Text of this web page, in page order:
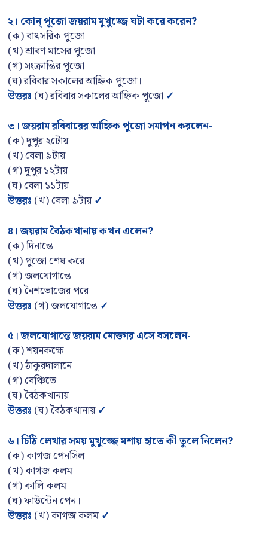
২। কোন্ পূজো জয়রাম মুখুজ্জে ঘটা করে করেন?
(ক) বাৎসরিক পুজো
(খ) শ্রাবণ মাসের পুজো
(গ) সংক্রান্তির পুজো
(ঘ) রবিবার সকালের আহ্নিক পুজো।
উত্তরঃ (ঘ) রবিবার সকালের আহ্নিক পুজো ✓
৩। জয়রাম রবিবারের আহ্নিক পুজো সমাপন করলেন-
(ক) দুপুর ২টোয়
(খ) বেলা ৯টায়
(গ) দুপুর ১২টায়
(ঘ) বেলা ১১টায়।
উত্তরঃ (খ) বেলা ৯টায়✓
৪। জয়রাম বৈঠকখানায় কখন এলেন?
(ক) দিনান্তে
(খ) পুজো শেষ করে
(গ) জলযোগান্তে
(ঘ) নৈশভোজের পরে।
উত্তরঃ (গ) জলযোগান্তে ✓
৫। জলযোগান্তে জয়রাম মোক্তার এসে বসলেন-
(ক) শয়নকক্ষে
(খ) ঠাকুরদালানে
(গ) বেঞ্চিতে
(ঘ) বৈঠকখানায়।
উত্তরঃ (ঘ) বৈঠকখানায়✓
৬। চিঠি লেখার সময় মুখুজ্জে মশায় হাতে কী তুলে নিলেন?
(ক) কাগজ পেনসিল
(খ) কাগজ কলম
(গ) কালি কলম
(ঘ) ফাউন্টেন পেন।
উত্তরঃ (খ) কাগজ কলম ✓